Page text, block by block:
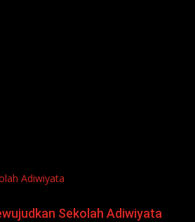
Adiwiyata
Sekolah Adiwiyata